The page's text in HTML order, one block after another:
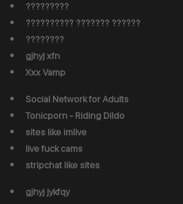
?????????
?????????? ??????? ??????
????????
gjhyj xfn
Xxx Vamp
Social Network for Adults
Tonicporn - Riding Dildo
sites like imlive
live fuck cams
stripchat like sites
gjhyj jykfqy